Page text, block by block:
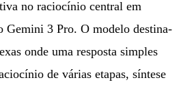
no raciocínio central em
Gemini 3 Pro. O modelo destina-
onde uma resposta simples
de várias etapas, síntese